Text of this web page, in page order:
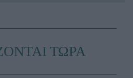
ΤΩΡΑ